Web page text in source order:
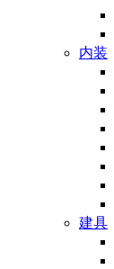
内装
建具